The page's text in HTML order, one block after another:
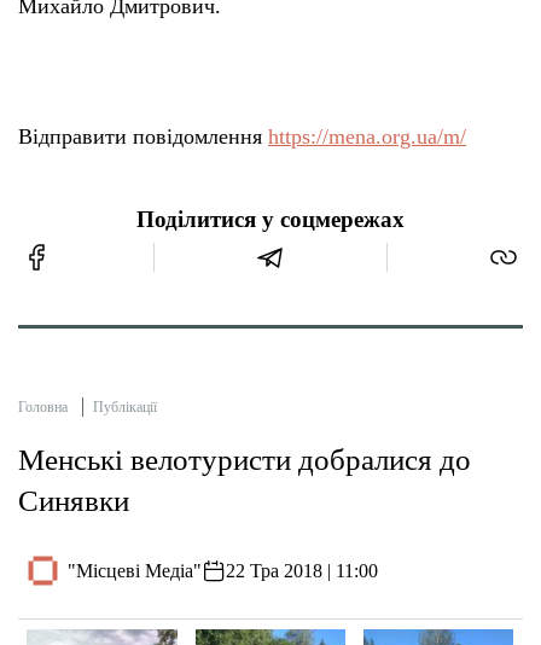
Михайло Дмитрович.
Відправити повідомлення https://mena.org.ua/m/
Поділитися у соцмережах
Головна Публікації
Менські велотуристи добралися до
Синявки
"Місцеві Медіа" 22 Тра 2018 | 11:00